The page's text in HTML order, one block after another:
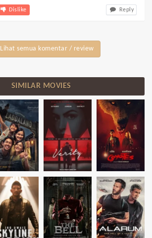
Dislike Reply
Lihat semua komentar / review
SIMILAR MOVIES